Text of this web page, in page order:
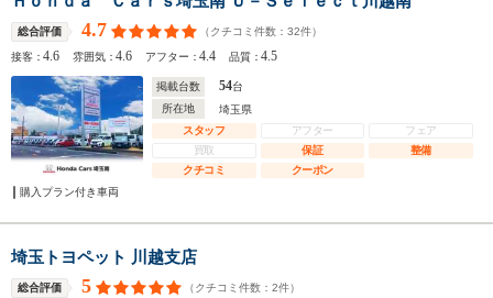
総合評価 4.7 （クチコミ件数： 32件）
接客：4.6 雰囲気：4.6 アフター：4.4 品質：4.5
掲載台数 54台
所在地
埼玉県
スタッフ
アフター
フェア
買取
保証
整備
クチコミ
クーポン
購入プラン付き車両
埼玉トヨペット 川越支店
総合評価 5 （クチコミ件数： 2件）